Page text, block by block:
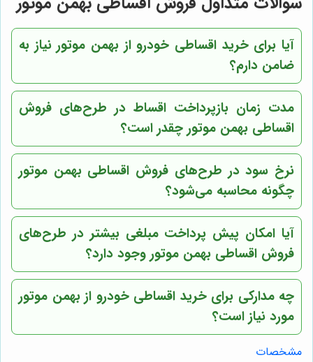
آیا برای خرید اقساطی خودرو از بهمن موتور نیاز به
ضامن دارم؟
مدت زمان بازپرداخت اقساط در طرح‌های فروش
اقساطی بهمن موتور چقدر است؟
نرخ سود در طرح‌های فروش اقساطی بهمن موتور
چگونه محاسبه می‌شود؟
آیا امکان پیش پرداخت مبلغی بیشتر در طرح‌های
فروش اقساطی بهمن موتور وجود دارد؟
چه مدارکی برای خرید اقساطی خودرو از بهمن موتور
مورد نیاز است؟
مشخصات